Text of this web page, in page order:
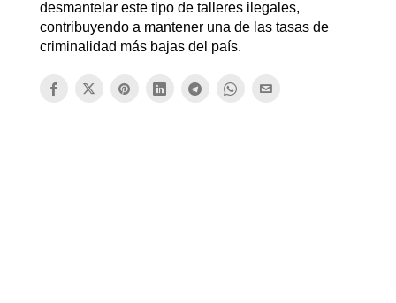
desmantelar este tipo de talleres ilegales,
contribuyendo a mantener una de las tasas de
criminalidad más bajas del país.